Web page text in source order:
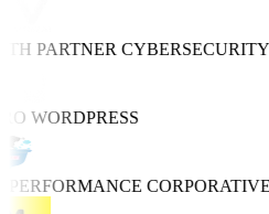
PARTNERCYBERSECURITY
WORDPRESS
CORPORATIVE